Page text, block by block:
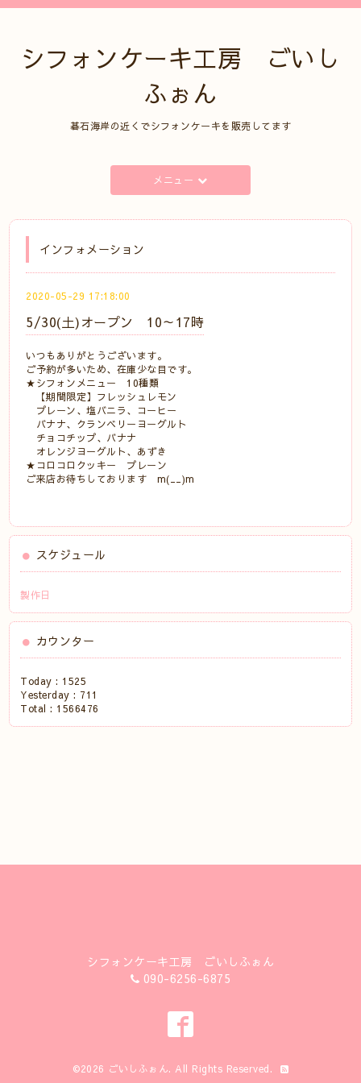
シフォンケーキ工房 ごいし
ふぉん
碁石海岸の近くでシフォンケーキを販売してます
メニュー
インフォメーション
2020-05-29 17:18:00
5/30(土)オープン 10～17時
いつもありがとうございます。
ご予約が多いため、在庫少な目です。
★シフォンメニュー 10種類
【期間限定】フレッシュレモン
プレーン、塩バニラ、コーヒー
バナナ、クランベリーヨーグルト
チョコチップ、バナナ
オレンジヨーグルト、あずき
★コロコロクッキー プレーン
ご来店お待ちしております m(__)m
スケジュール
製作日
カウンター
Today : 1525
Yesterday : 711
Total : 1566476
シフォンケーキ工房 ごいしふぉん
090-6256-6875
©2026 ごいしふぉん. All Rights Reserved.